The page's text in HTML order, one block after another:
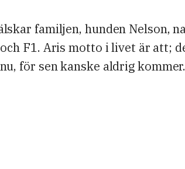
familjen, hunden Nelson,
F1. Aris motto i livet är att;
för sen kanske aldrig kommer.